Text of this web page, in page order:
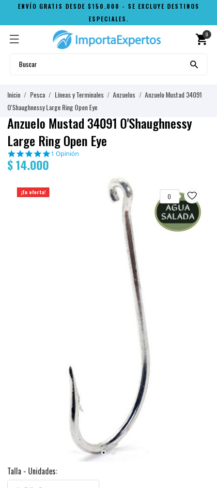
ENVÍO GRATIS DESDE $150.000 - SE EXCLUYE DESTINOS
ESPECIALES.
shopping_cart
0

Inicio Pesca Líneas y Terminales Anzuelos
Anzuelo Mustad 34091
O'Shaughnessy Large Ring Open Eye
Anzuelo Mustad 34091 O'Shaughnessy
Large Ring Open Eye
5.0
1 Opinión
$ 14.000
¡En oferta!
0
Talla - Unidades: